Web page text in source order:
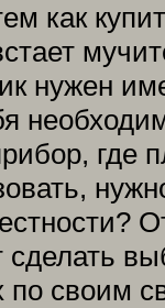
как
нужен
где
сделать
по своим